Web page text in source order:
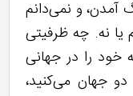
و نمی‌دانم
نه. چه ظرفیتی
را در جهانی
جهان می‌کنید،